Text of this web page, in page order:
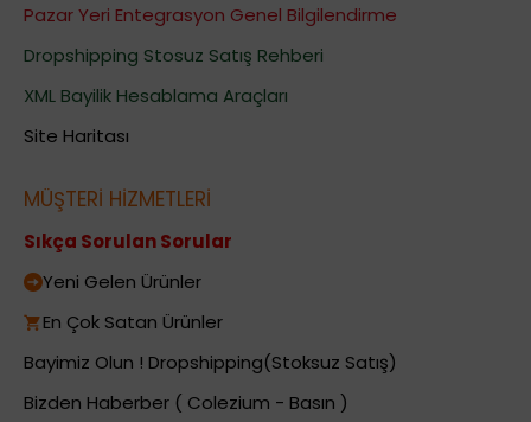
Pazar Yeri Entegrasyon Genel Bilgilendirme
Dropshipping Stosuz Satış Rehberi
XML Bayilik Hesablama Araçları
Site Haritası
MÜŞTERİ HİZMETLERİ
Sıkça Sorulan Sorular
Yeni Gelen Ürünler
En Çok Satan Ürünler
Bayimiz Olun ! Dropshipping(Stoksuz Satış)
Bizden Haberber ( Colezium - Basın )